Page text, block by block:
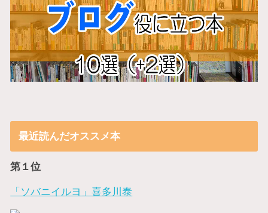
最近読んだオススメ本
第１位
「ソバニイルヨ」喜多川泰